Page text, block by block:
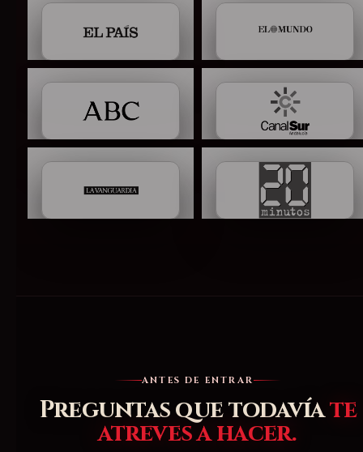
ANTES DE ENTRAR
Preguntas que todavíate
atreves a hacer.